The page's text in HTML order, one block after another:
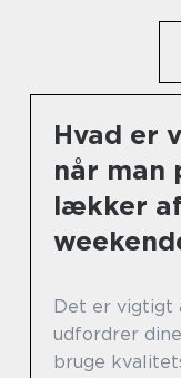
Hvad er
når man
lækker
Det er
udfordrer
bruge